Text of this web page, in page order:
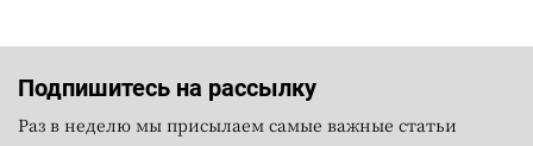
Подпишитесь на рассылку
Раз в неделю мы присылаем самые важные статьи